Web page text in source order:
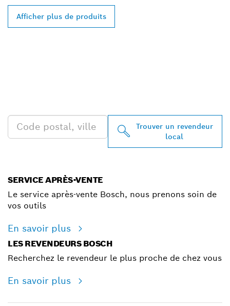
Afficher plus de produits
Trouver un revendeur
local
SERVICE APRÈS-VENTE
Le service après-vente Bosch, nous prenons soin de
vos outils
En savoir plus
LES REVENDEURS BOSCH
Recherchez le revendeur le plus proche de chez vous
En savoir plus